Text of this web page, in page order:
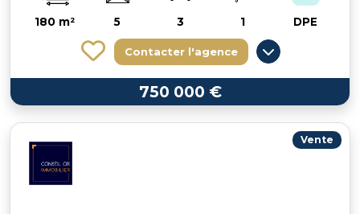
180 m² 5 3 1 DPE
Contacter l'agence
750 000 €
Vente